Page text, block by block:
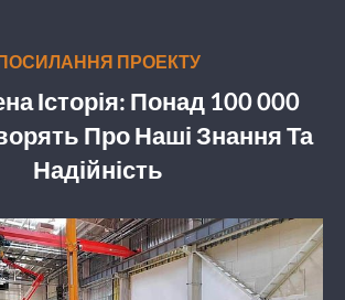
ПРОЕКТУ
Історія: Понад 100 000
Про Наші Знання Та
Надійність